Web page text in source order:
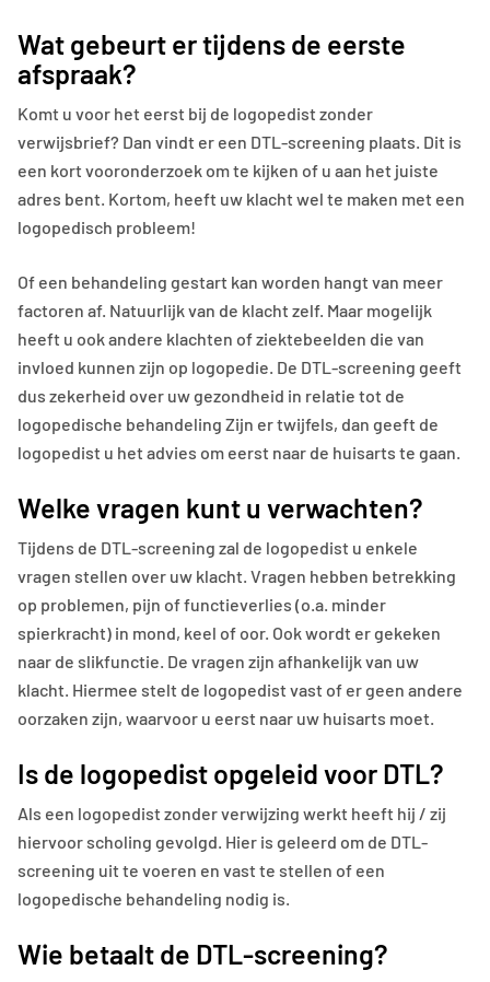
Wat gebeurt er tijdens de eerste
afspraak?
Komt u voor het eerst bij de logopedist zonder
verwijsbrief? Dan vindt er een DTL-screening plaats. Dit is
een kort vooronderzoek om te kijken of u aan het juiste
adres bent. Kortom, heeft uw klacht wel te maken met een
logopedisch probleem!
Of een behandeling gestart kan worden hangt van meer
factoren af. Natuurlijk van de klacht zelf. Maar mogelijk
heeft u ook andere klachten of ziektebeelden die van
invloed kunnen zijn op logopedie. De DTL-screening geeft
dus zekerheid over uw gezondheid in relatie tot de
logopedische behandeling Zijn er twijfels, dan geeft de
logopedist u het advies om eerst naar de huisarts te gaan.
Welke vragen kunt u verwachten?
Tijdens de DTL-screening zal de logopedist u enkele
vragen stellen over uw klacht. Vragen hebben betrekking
op problemen, pijn of functieverlies (o.a. minder
spierkracht) in mond, keel of oor. Ook wordt er gekeken
naar de slikfunctie. De vragen zijn afhankelijk van uw
klacht. Hiermee stelt de logopedist vast of er geen andere
oorzaken zijn, waarvoor u eerst naar uw huisarts moet.
Is de logopedist opgeleid voor DTL?
Als een logopedist zonder verwijzing werkt heeft hij / zij
hiervoor scholing gevolgd. Hier is geleerd om de DTL-
screening uit te voeren en vast te stellen of een
logopedische behandeling nodig is.
Wie betaalt de DTL-screening?